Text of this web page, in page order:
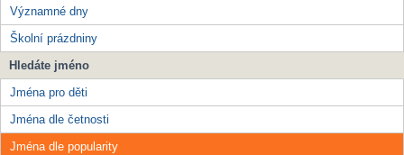
Významné dny
Školní prázdniny
Hledáte jméno
Jména pro děti
Jména dle četnosti
Jména dle popularity